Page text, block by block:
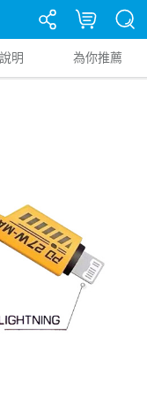
明 為你推薦